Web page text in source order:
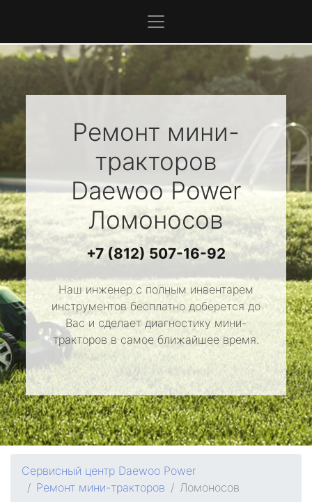
Ремонт мини-
тракторов
Daewoo Power
Ломоносов
+7 (812) 507-16-92
Наш инженер с полным инвентарем
инструментов бесплатно доберется до
Вас и сделает диагностику мини-
тракторов в самое ближайшее время.
Сервисный центр Daewoo Power
Ремонт мини-тракторов
Ломоносов